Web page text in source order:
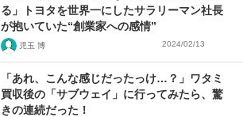
る」トヨタを世界一にしたサラリーマン社長
が抱いていた“創業家への感情”
児玉 博 2024/02/13
「あれ、こんな感じだったっけ…？」ワタミ
買収後の「サブウェイ」に行ってみたら、驚
きの連続だった！